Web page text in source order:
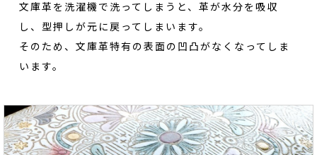
文庫革を洗濯機で洗ってしまうと、革が水分を吸収
し、型押しが元に戻ってしまいます。
そのため、文庫革特有の表面の凹凸がなくなってしま
います。